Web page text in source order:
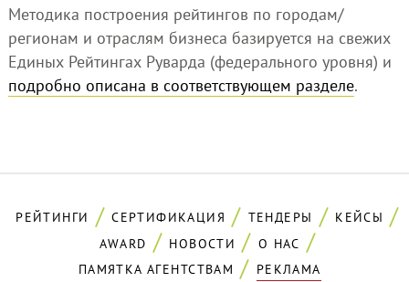
Методика построения рейтингов по городам/
регионам и отраслям бизнеса базируется на свежих
Единых Рейтингах Руварда (федерального уровня) и
подробно описана в соответствующем разделе.
РЕЙТИНГИ СЕРТИФИКАЦИЯ ТЕНДЕРЫ
КЕЙСЫ
AWARD
НОВОСТИ
О НАС
ПАМЯТКА АГЕНТСТВАМ
РЕКЛАМА